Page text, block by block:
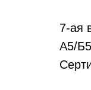
7-ая
А5/